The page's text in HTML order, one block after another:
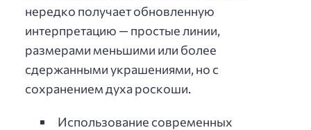
нередко получает обновленную
интерпретацию — простые линии,
размерами меньшими или более
сдержанными украшениями, но с
сохранением духа роскоши.
Использование современных